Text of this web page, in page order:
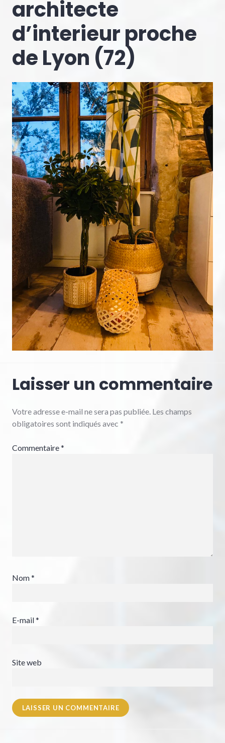
architecte
d’interieur proche
de Lyon (72)
Laisser un commentaire
Votre adresse e-mail ne sera pas publiée. Les champs
obligatoires sont indiqués avec *
Commentaire*
Nom*
E-mail*
Site web